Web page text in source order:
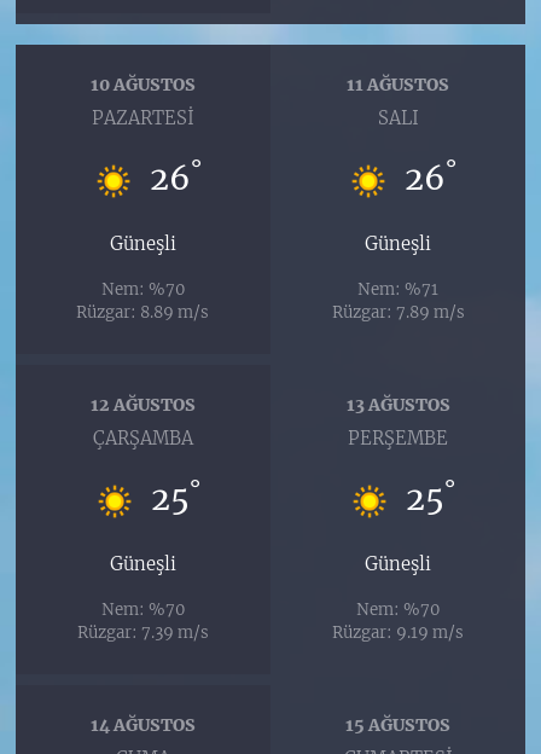
10 AĞUSTOS
PAZARTESI
26°
Güneşli
Nem: %70
Rüzgar: 8.89 m/s
11 AĞUSTOS
SALI
26°
Güneşli
Nem: %71
Rüzgar: 7.89 m/s
12 AĞUSTOS
ÇARŞAMBA
25°
Güneşli
Nem: %70
Rüzgar: 7.39 m/s
13 AĞUSTOS
PERŞEMBE
25°
Güneşli
Nem: %70
Rüzgar: 9.19 m/s
14 AĞUSTOS 15 AĞUSTOS